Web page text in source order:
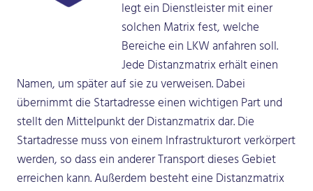
legt ein Dienstleister mit einer
solchen Matrix fest, welche
Bereiche ein LKW anfahren soll.
Jede Distanzmatrix erhält einen
Namen, um später auf sie zu verweisen. Dabei
übernimmt die Startadresse einen wichtigen Part und
stellt den Mittelpunkt der Distanzmatrix dar. Die
Startadresse muss von einem Infrastrukturort verkörpert
werden, so dass ein anderer Transport dieses Gebiet
erreichen kann. Außerdem besteht eine Distanzmatrix